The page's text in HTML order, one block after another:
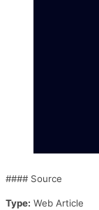
#### Source
Type: Web Article